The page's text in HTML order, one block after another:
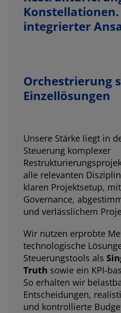
Konstellationen.
integrierter
Orchestrierung
Einzellösungen
Unsere Stärke liegt in
Steuerung komplexer
alle relevanten
klaren Projektsetup,
Governance,
und verlässlichem
Wir nutzen erprobte
technologische
Steuerungstools als
Truth sowie ein KPI-
So erhalten wir
Entscheidungen,
und kontrollierte